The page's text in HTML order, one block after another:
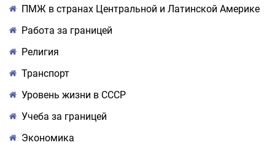
ПМЖ в странах Центральной и Латинской Америке
Работа за границей
Религия
Транспорт
Уровень жизни в СССР
Учеба за границей
Экономика